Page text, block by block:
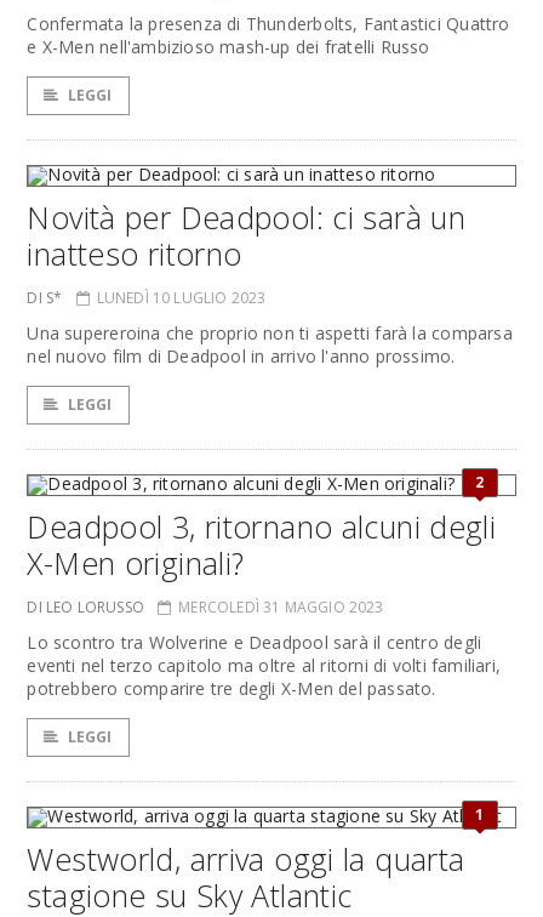
Confermata la presenza di Thunderbolts, Fantastici Quattro
e X-Men nell'ambizioso mash-up dei fratelli Russo
LEGGI
Novità per Deadpool: ci sarà un
inatteso ritorno
DI S* LUNEDÌ 10 LUGLIO 2023
Una supereroina che proprio non ti aspetti farà la comparsa
nel nuovo film di Deadpool in arrivo l'anno prossimo.
LEGGI
2
Deadpool 3, ritornano alcuni degli
X-Men originali?
DI LEO LORUSSO MERCOLEDÌ 31 MAGGIO 2023
Lo scontro tra Wolverine e Deadpool sarà il centro degli
eventi nel terzo capitolo ma oltre al ritorni di volti familiari,
potrebbero comparire tre degli X-Men del passato.
LEGGI
1
Westworld, arriva oggi la quarta
stagione su Sky Atlantic